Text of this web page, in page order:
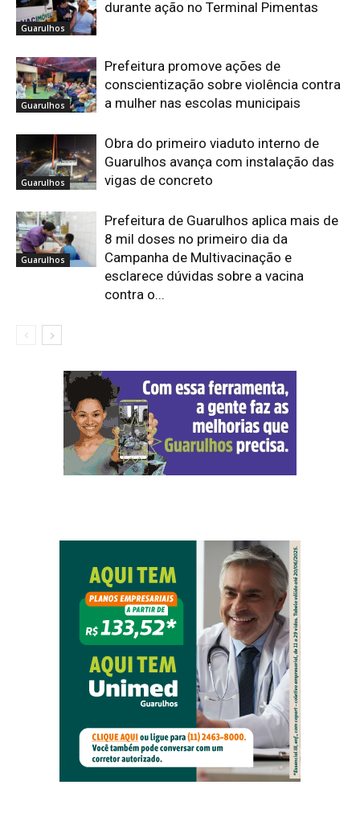
Guarulhos
durante ação no Terminal Pimentas
Guarulhos
Prefeitura promove ações de
conscientização sobre violência contra
a mulher nas escolas municipais
Guarulhos
Obra do primeiro viaduto interno de
Guarulhos avança com instalação das
vigas de concreto
Guarulhos
Prefeitura de Guarulhos aplica mais de
8 mil doses no primeiro dia da
Campanha de Multivacinação e
esclarece dúvidas sobre a vacina
contra o...